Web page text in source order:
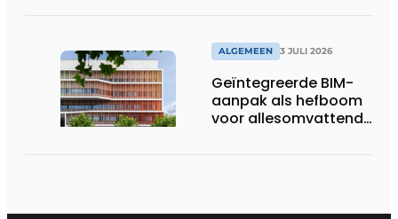
ALGEMEEN 3 JULI 2026
Geïntegreerde BIM-
aanpak als hefboom
voor allesomvattende